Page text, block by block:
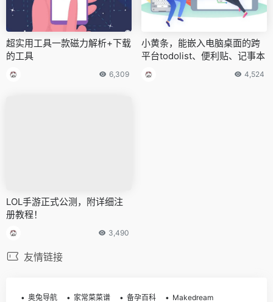
超实用工具一款磁力解析+下载
的工具
6,309
小黄条，能嵌入电脑桌面的跨
平台todolist、便利贴、记事本
4,524
LOL手游正式公测，附详细注
册教程！
3,490
友情链接
奥兔导航 家常菜菜谱 备孕百科
Makedream